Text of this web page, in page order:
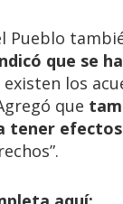
Pueblo
que se
los
que
tener